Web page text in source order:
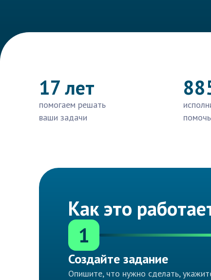
17 лет
помогаем решать
ваши задачи
Как это
1
Создайте задание
Опишите, что нужно сделать,